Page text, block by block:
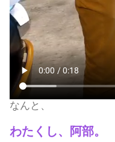
なんと、
わたくし、阿部。